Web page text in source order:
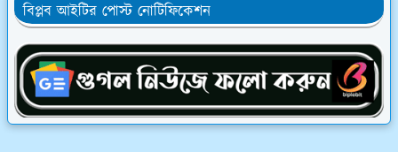
বিপ্লব আইটির পোস্ট নোটিফিকেশন